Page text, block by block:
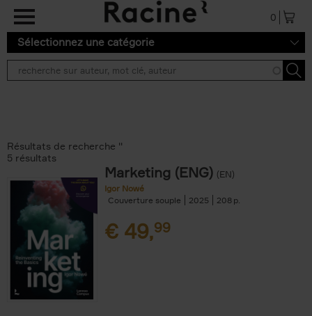
Aller au contenu principal
0
Sélectionnez une catégorie
Résultats de recherche ''
5 résultats
Marketing (ENG) (EN)
Igor Nowé
Couverture souple
2025 208
€ 49,99